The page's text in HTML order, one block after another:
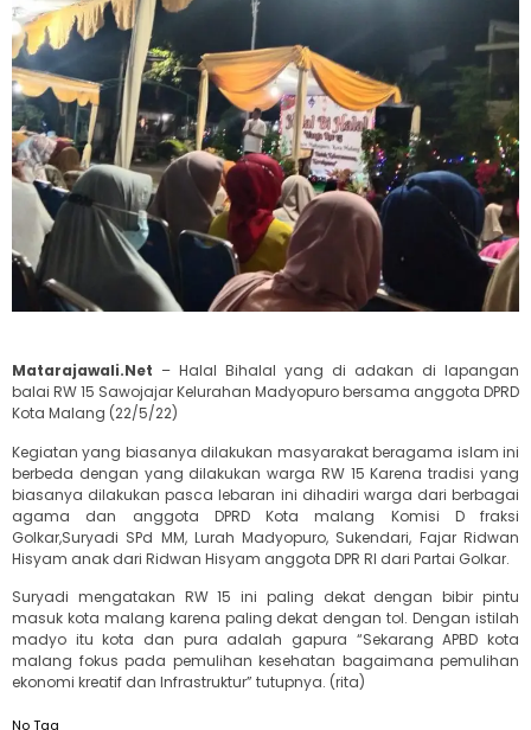
Matarajawali.Net – Halal Bihalal yang di adakan di lapangan
balai RW 15 Sawojajar Kelurahan Madyopuro bersama anggota DPRD
Kota Malang (22/5/22)
Kegiatan yang biasanya dilakukan masyarakat beragama islam ini
berbeda dengan yang dilakukan warga RW 15 Karena tradisi yang
biasanya dilakukan pasca lebaran ini dihadiri warga dari berbagai
agama dan anggota DPRD Kota malang Komisi D fraksi
Golkar,Suryadi SPd MM, Lurah Madyopuro, Sukendari, Fajar Ridwan
Hisyam anak dari Ridwan Hisyam anggota DPR RI dari Partai Golkar.
Suryadi mengatakan RW 15 ini paling dekat dengan bibir pintu
masuk kota malang karena paling dekat dengan tol. Dengan istilah
madyo itu kota dan pura adalah gapura “Sekarang APBD kota
malang fokus pada pemulihan kesehatan bagaimana pemulihan
ekonomi kreatif dan Infrastruktur” tutupnya. (rita)
No Tag